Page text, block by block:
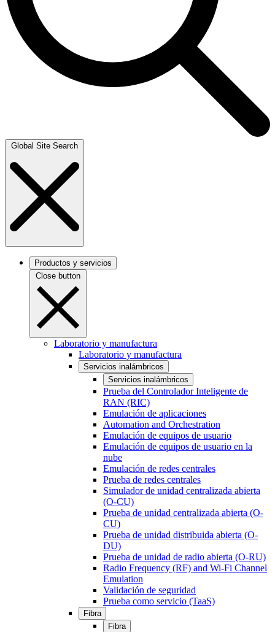
Global Site Search
Productos y servicios
Close button
Laboratorio y manufactura
Laboratorio y manufactura
Servicios inalámbricos
Servicios inalámbricos
Prueba del Controlador Inteligente de
RAN (RIC)
Emulación de aplicaciones
Automation and Orchestration
Emulación de equipos de usuario
Emulación de equipos de usuario en la
nube
Emulación de redes centrales
Prueba de redes centrales
Simulador de unidad centralizada abierta
(O-CU)
Prueba de unidad centralizada abierta (O-
CU)
Prueba de unidad distribuida abierta (O-
DU)
Prueba de unidad de radio abierta (O-RU)
Radio Frequency (RF) and Wi-Fi Channel
Emulation
Validación de seguridad
Prueba como servicio (TaaS)
Fibra
Fibra